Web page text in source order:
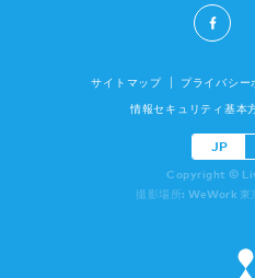
サイトマップ プライバシー
情報セキュリティ基本
JP
Copyright ©
撮影場所: WeWork 東